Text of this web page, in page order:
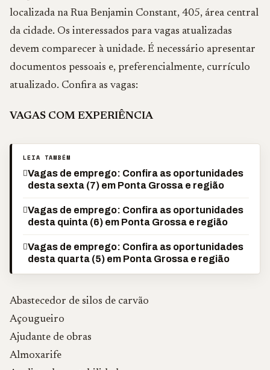
localizada na Rua Benjamin Constant, 405, área central
da cidade. Os interessados para vagas atualizadas
devem comparecer à unidade. É necessário apresentar
documentos pessoais e, preferencialmente, currículo
atualizado. Confira as vagas:
VAGAS COM EXPERIÊNCIA
LEIA TAMBÉM
Vagas de emprego: Confira as oportunidades
desta sexta (7) em Ponta Grossa e região
Vagas de emprego: Confira as oportunidades
desta quinta (6) em Ponta Grossa e região
Vagas de emprego: Confira as oportunidades
desta quarta (5) em Ponta Grossa e região
Abastecedor de silos de carvão
Açougueiro
Ajudante de obras
Almoxarife